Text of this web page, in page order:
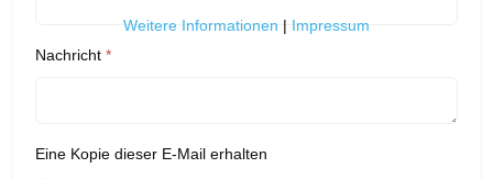
Nachricht *
Eine Kopie dieser E-Mail erhalten
Weitere Informationen | Impressum